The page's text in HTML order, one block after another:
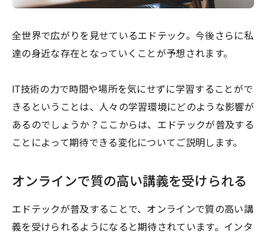
全世界で広がりを見せているエドテック。今後さらに私
達の身近な存在となっていくことが予想されます。
IT技術の力で時間や場所を気にせずに学習することがで
きるということは、人々の学習環境にどのような影響が
あるのでしょうか？ここからは、エドテックが普及する
ことによって期待できる変化についてご説明します。
オンラインで質の高い講義を受けられる
エドテックが普及することで、オンラインで質の高い講
義を受けられるようになると期待されています。インタ